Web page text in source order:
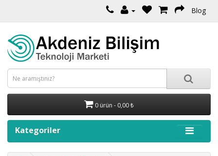
Blog
0 ürün - 0,00 ₺
Kategoriler